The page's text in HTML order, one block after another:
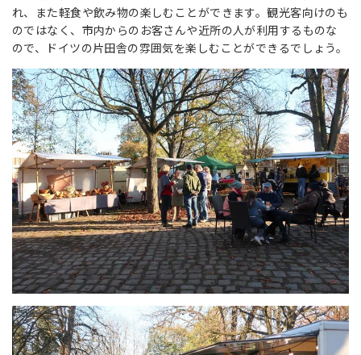
れ、また軽食や飲み物の楽しむことができます。観光客向けのも
のではなく、市内からのお客さんや近所の人が利用するものな
ので、ドイツの片田舎の雰囲気を楽しむことができるでしょう。